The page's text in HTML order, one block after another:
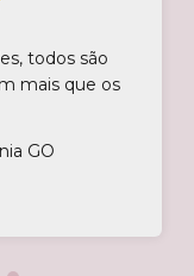
todos são
mais que os
GO